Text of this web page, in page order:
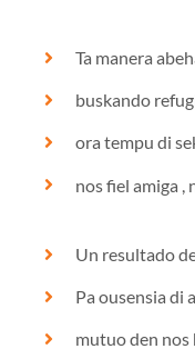
Ta manera
buskando
ora tempu di
nos fiel amiga ,
Un resultado
Pa ousensia di
mutuo den nos